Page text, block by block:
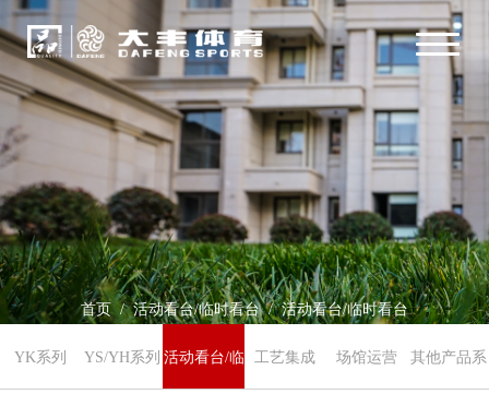
首页/活动看台/临时看台/活动看台/临时看台
YK系列 YS/YH系列 活动看台/临 工艺集成 场馆运营 其他产品系